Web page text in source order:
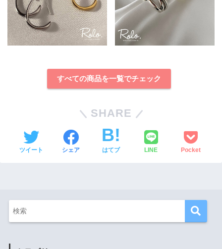
すべての商品を一覧でチェック
SHARE
ツイート シェア はてブ LINE Pocket